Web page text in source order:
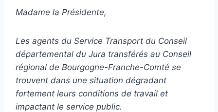
Madame la Présidente,
Les agents du Service Transport du Conseil
départemental du Jura transférés au Conseil
régional de Bourgogne-Franche-Comté se
trouvent dans une situation dégradant
fortement leurs conditions de travail et
impactant le service public.